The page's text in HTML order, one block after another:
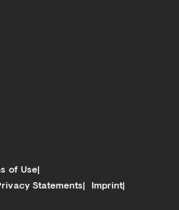
of Use
Statements
Imprint